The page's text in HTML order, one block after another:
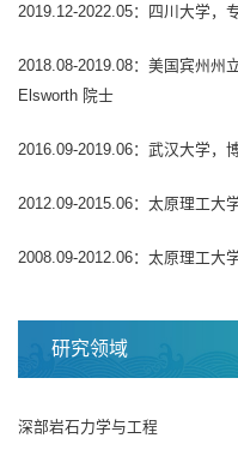
2019.12-2022.05：四川大学，
2018.08-2019.08：美国宾州州
Elsworth 院士
2016.09-2019.06：武汉大学，
2012.09-2015.06：太原理工大
2008.09-2012.06：太原理工大
研究领域
深部岩石力学与工程